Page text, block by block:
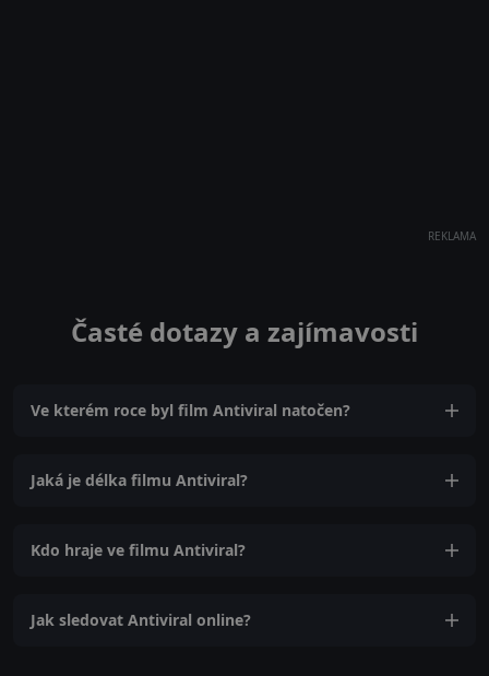
REKLAMA
Časté dotazy a zajímavosti
Ve kterém roce byl film Antiviral natočen?
Jaká je délka filmu Antiviral?
Kdo hraje ve filmu Antiviral?
Jak sledovat Antiviral online?